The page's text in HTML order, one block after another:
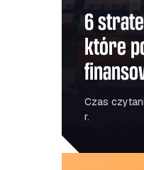
6
które
Czas
r.
Jak fala